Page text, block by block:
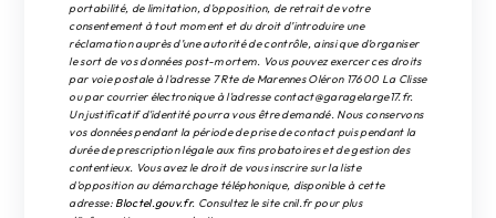
portabilité, de limitation, d’opposition, de retrait de votre
consentement à tout moment et du droit d’introduire une
réclamation auprès d’une autorité de contrôle, ainsi que d’organiser
le sort de vos données post-mortem. Vous pouvez exercer ces droits
par voie postale à l'adresse 7 Rte de Marennes Oléron 17600 La Clisse
ou par courrier électronique à l'adresse contact@garagelarge17.fr.
Un justificatif d'identité pourra vous être demandé. Nous conservons
vos données pendant la période de prise de contact puis pendant la
durée de prescription légale aux fins probatoires et de gestion des
contentieux. Vous avez le droit de vous inscrire sur la liste
d'opposition au démarchage téléphonique, disponible à cette
adresse: Bloctel.gouv.fr. Consultez le site cnil.fr pour plus